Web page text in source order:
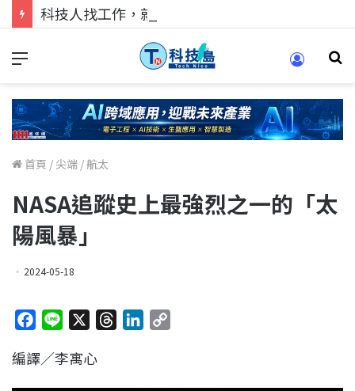
科技人找工作，就到TECH+ 科技專區!
首頁 /尖端 /航太
NASA追蹤史上最強烈之一的「太
陽風暴」
2024-05-18
c
n
編譯／李寓心